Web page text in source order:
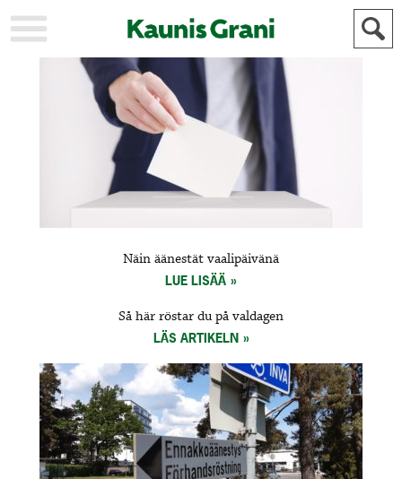
KAUPUNKI
STADEN
AJANKOHTAISTA
AKTUELLT
IDROTT
HISTORIA
ANNONSÖRER
Näin äänestät vaalipäivänä
LUE LISÄÄ
Så här röstar du på valdagen
LÄS ARTIKELN